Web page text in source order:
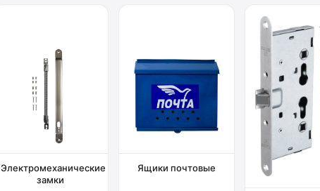
Электромеханические
замки
Ящики почтовые